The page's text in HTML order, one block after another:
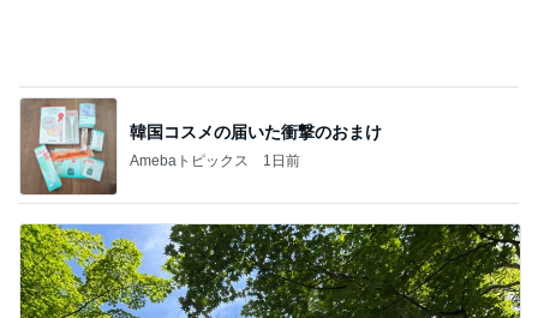
韓国コスメの届いた衝撃のおまけ
Amebaトピックス 1日前